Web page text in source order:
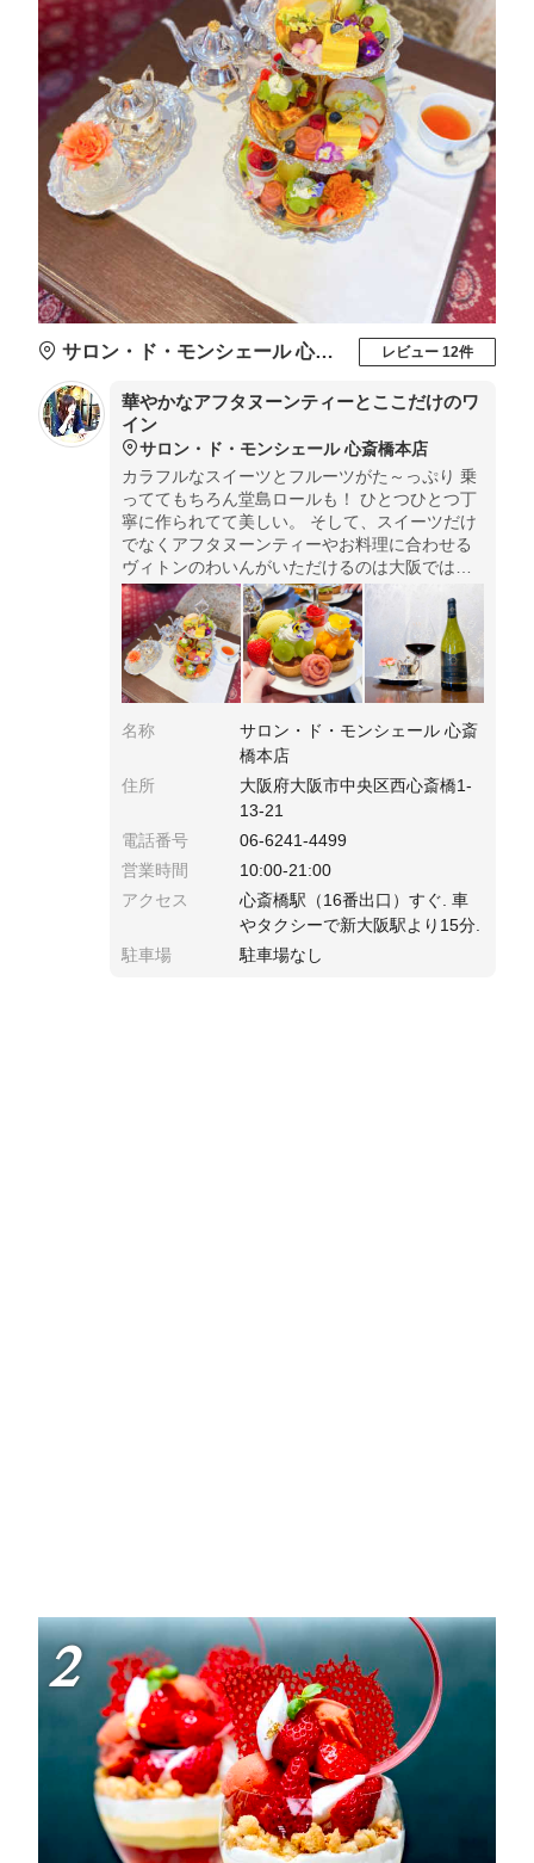
サロン・ド・モンシェール 心斎橋本店 レビュー 12件
華やかなアフタヌーンティーとここだけのワ
イン
サロン・ド・モンシェール 心斎橋本店
カラフルなスイーツとフルーツがた～っぷり 乗
っててもちろん堂島ロールも！ ひとつひとつ丁
寧に作られてて美しい。 そして、スイーツだけ
でなくアフタヌーンティーやお料理に合わせる
ヴィトンのわいんがいただけるのは大阪ではこ
こだけ！ 素敵すぎるマリアージュに悶絶です。
名称
サロン・ド・モンシェール 心斎
橋本店
住所
大阪府大阪市中央区西心斎橋1-
13-21
電話番号
06-6241-4499
営業時間
10:00-21:00
アクセス
心斎橋駅（16番出口）すぐ. 車
やタクシーで新大阪駅より15分.
駐車場
駐車場なし
2